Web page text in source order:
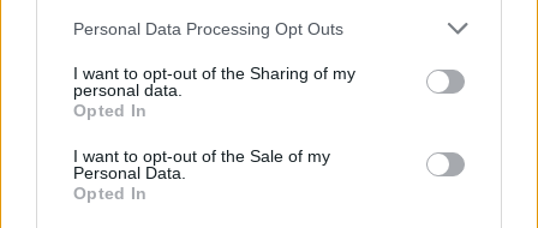
Personal Data Processing Opt Outs
I want to opt-out of the Sharing of my
personal data.
Opted In
I want to opt-out of the Sale of my
Personal Data.
Opted In